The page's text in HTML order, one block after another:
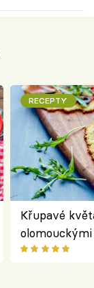
RECEPTY
Křupavé
bezlepkový